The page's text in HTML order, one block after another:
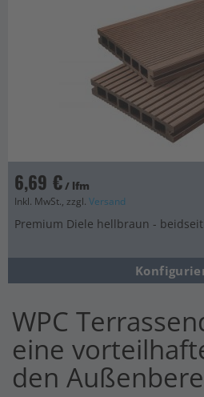
6,69 €/ lfm
Inkl. MwSt., zzgl. Versand
Premium Diele hellbraun -
WPC
eine
den